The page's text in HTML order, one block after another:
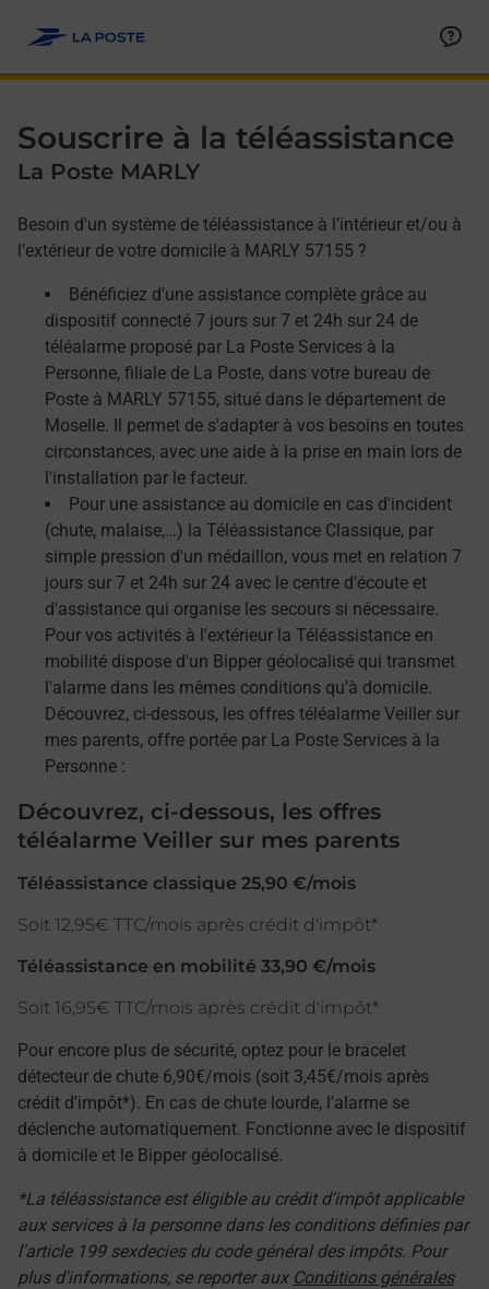
Souscrire à la téléassistance
La Poste MARLY
Besoin d'un système de téléassistance à l'intérieur et/ou à
l'extérieur de votre domicile à MARLY 57155 ?
Bénéficiez d'une assistance complète grâce au
dispositif connecté 7 jours sur 7 et 24h sur 24 de
téléalarme proposé par La Poste Services à la
Personne, filiale de La Poste, dans votre bureau de
Poste à MARLY 57155, situé dans le département de
Moselle. Il permet de s'adapter à vos besoins en toutes
circonstances, avec une aide à la prise en main lors de
l'installation par le facteur.
Pour une assistance au domicile en cas d'incident
(chute, malaise,…) la Téléassistance Classique, par
simple pression d'un médaillon, vous met en relation 7
jours sur 7 et 24h sur 24 avec le centre d'écoute et
d'assistance qui organise les secours si nécessaire.
Pour vos activités à l'extérieur la Téléassistance en
mobilité dispose d'un Bipper géolocalisé qui transmet
l'alarme dans les mêmes conditions qu'à domicile.
Découvrez, ci-dessous, les offres téléalarme Veiller sur
mes parents, offre portée par La Poste Services à la
Personne :
Découvrez, ci-dessous, les offres
téléalarme Veiller sur mes parents
Téléassistance classique 25,90 €/mois
Soit 12,95€ TTC/mois après crédit d'impôt*
Téléassistance en mobilité 33,90 €/mois
Soit 16,95€ TTC/mois après crédit d'impôt*
Pour encore plus de sécurité, optez pour le bracelet
détecteur de chute 6,90€/mois (soit 3,45€/mois après
crédit d'impôt*). En cas de chute lourde, l'alarme se
déclenche automatiquement. Fonctionne avec le dispositif
à domicile et le Bipper géolocalisé.
*La téléassistance est éligible au crédit d'impôt applicable
aux services à la personne dans les conditions définies par
l'article 199 sexdecies du code général des impôts. Pour
plus d'informations, se reporter aux Conditions générales